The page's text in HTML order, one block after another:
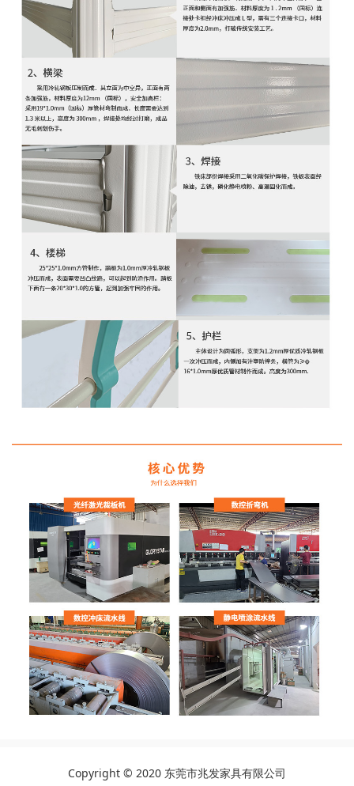
Copyright © 2020 东莞市兆发家具有限公司